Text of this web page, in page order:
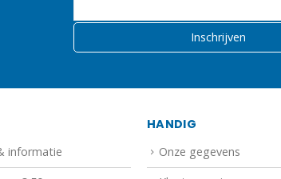
informatie
HANDIG
Onze gegevens